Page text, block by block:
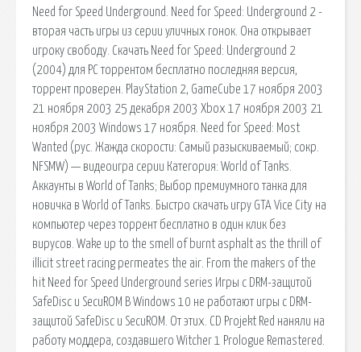
Need for Speed Underground. Need for Speed: Underground 2 -
вторая часть игры из серии уличных гонок. Она открывает
игроку свободу. Скачать Need for Speed: Underground 2
(2004) для PC торрентом бесплатно последняя версия,
торрент проверен. PlayStation 2, GameCube 17 ноября 2003
21 ноября 2003 25 декабря 2003 Xbox 17 ноября 2003 21
ноября 2003 Windows 17 ноября. Need for Speed: Most
Wanted (рус. Жажда скорости: Самый разыскиваемый; сокр.
NFSMW) — видеоигра серии Категория: World of Tanks.
Аккаунты в World of Tanks; Выбор премиумного танка для
новичка в World of Tanks. Быстро скачать игру GTA Vice City на
компьютер через торрент бесплатно в один клик без
вирусов. Wake up to the smell of burnt asphalt as the thrill of
illicit street racing permeates the air. From the makers of the
hit Need for Speed Underground series Игры с DRM-защитой
SafeDisc и SecuROM В Windows 10 не работают игры с DRM-
защитой SafeDisc и SecuROM. От этих. CD Projekt Red наняли на
работу моддера, создавшего Witcher 1 Prologue Remastered.